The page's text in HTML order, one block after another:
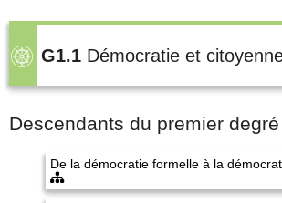
G1.1 Démocratie et
Descendants du premier degré
De la démocratie formelle à la